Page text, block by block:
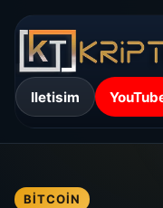
Iletisim
BITCOIN